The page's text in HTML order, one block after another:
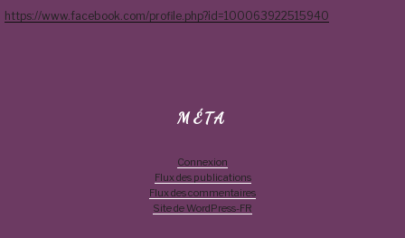
https://www.facebook.com/profile.php?id=100063922515940
MÉTA
Connexion
Flux des publications
Flux des commentaires
Site de WordPress-FR